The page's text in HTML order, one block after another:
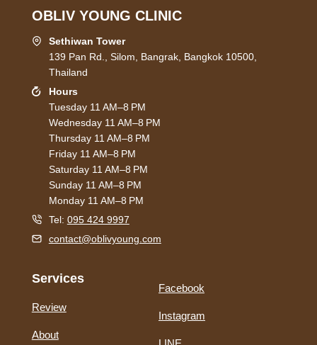
OBLIV YOUNG CLINIC
Sethiwan Tower
139 Pan Rd., Silom, Bangrak, Bangkok 10500,
Thailand
Hours
Tuesday 11 AM–8 PM
Wednesday 11 AM–8 PM
Thursday 11 AM–8 PM
Friday 11 AM–8 PM
Saturday 11 AM–8 PM
Sunday 11 AM–8 PM
Monday 11 AM–8 PM
Tel: 095 424 9997
contact@oblivyoung.com
Services
Review
About
Facebook
Instagram